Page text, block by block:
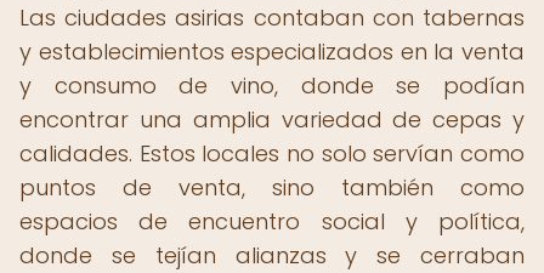
Las ciudades asirias contaban con tabernas
y establecimientos especializados en la venta
y consumo de vino, donde se podían
encontrar una amplia variedad de cepas y
calidades. Estos locales no solo servían como
puntos de venta, sino también como
espacios de encuentro social y política,
donde se tejían alianzas y se cerraban